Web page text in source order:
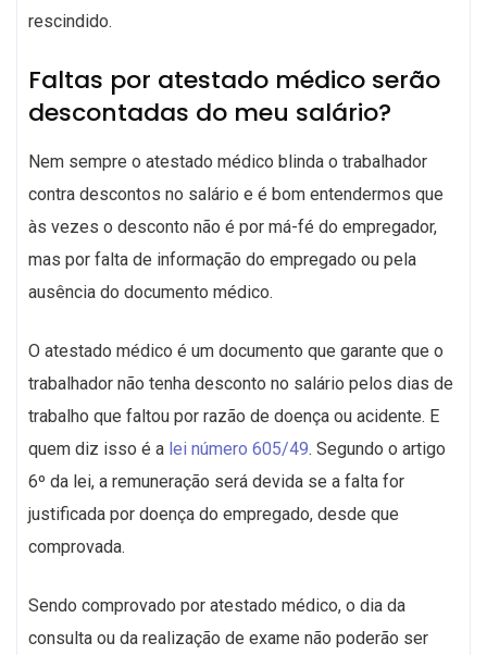
rescindido.
Faltas por atestado médico serão
descontadas do meu salário?
Nem sempre o atestado médico blinda o trabalhador
contra descontos no salário e é bom entendermos que
às vezes o desconto não é por má-fé do empregador,
mas por falta de informação do empregado ou pela
ausência do documento médico.
O atestado médico é um documento que garante que o
trabalhador não tenha desconto no salário pelos dias de
trabalho que faltou por razão de doença ou acidente. E
quem diz isso é a lei número 605/49. Segundo o artigo
6º da lei, a remuneração será devida se a falta for
justificada por doença do empregado, desde que
comprovada.
Sendo comprovado por atestado médico, o dia da
consulta ou da realização de exame não poderão ser